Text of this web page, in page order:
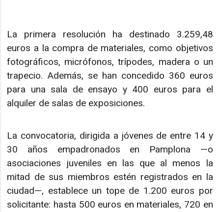
La primera resolución ha destinado 3.259,48
euros a la compra de materiales, como objetivos
fotográficos, micrófonos, trípodes, madera o un
trapecio. Además, se han concedido 360 euros
para una sala de ensayo y 400 euros para el
alquiler de salas de exposiciones.
La convocatoria, dirigida a jóvenes de entre 14 y
30 años empadronados en Pamplona —o
asociaciones juveniles en las que al menos la
mitad de sus miembros estén registrados en la
ciudad—, establece un tope de 1.200 euros por
solicitante: hasta 500 euros en materiales, 720 en